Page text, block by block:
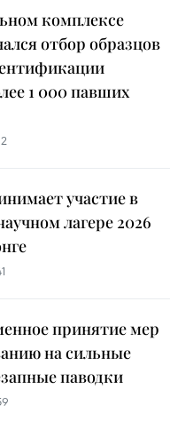
комплексе
отбор образцов
1 000 павших
участие в
лагере 2026
принятие мер
на сильные
паводки